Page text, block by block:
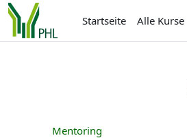
Zum Hauptinhalt
Startseite
Alle Kurse
Mentoring